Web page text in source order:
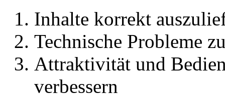
Inhalte korrekt
Technische Probleme
Attraktivität und
verbessern